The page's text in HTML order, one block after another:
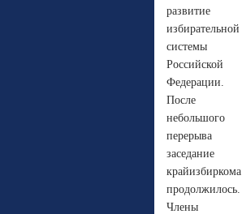
развитие
избирательной
системы
Российской
Федерации.
После
небольшого
перерыва
заседание
крайизбиркома
продолжилось.
Члены